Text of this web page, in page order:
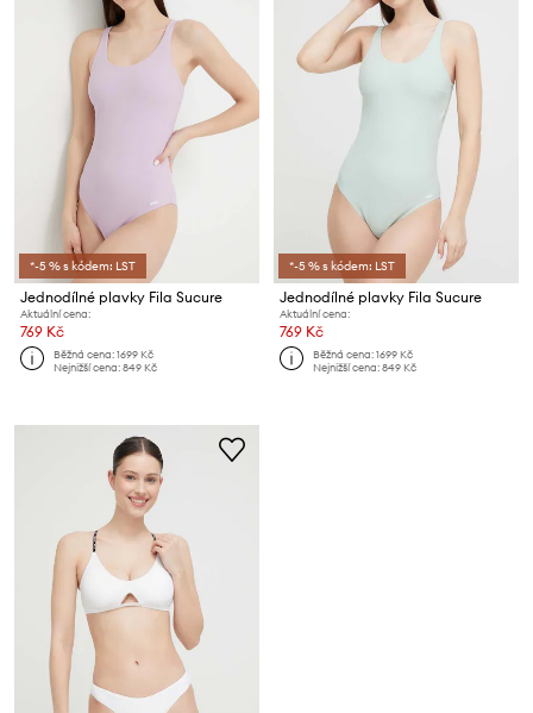
*-5 % s kódem: LST
Jednodílné plavky Fila Sucure
Aktuální cena:
769 Kč
Běžná cena:1699 Kč
Nejnižší cena:849 Kč
*-5 % s kódem: LST
Jednodílné plavky Fila Sucure
Aktuální cena:
769 Kč
Běžná cena:1699 Kč
Nejnižší cena:849 Kč